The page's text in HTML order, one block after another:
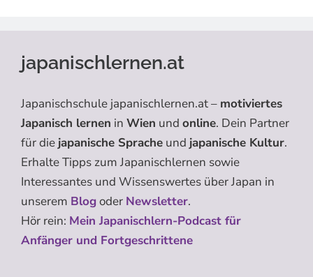
japanischlernen.at
Japanischschule japanischlernen.at – motiviertes
Japanisch lernen in Wien und online. Dein Partner
für die japanische Sprache und japanische Kultur.
Erhalte Tipps zum Japanischlernen sowie
Interessantes und Wissenswertes über Japan in
unserem Blogoder Newsletter.
Hör rein: Mein Japanischlern-Podcast für
Anfänger und Fortgeschrittene